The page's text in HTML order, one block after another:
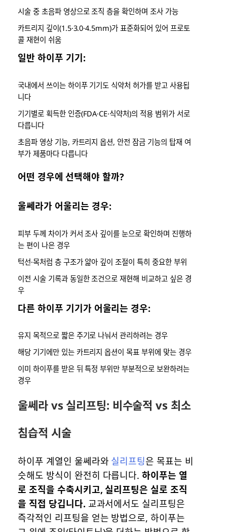
시술 중 초음파 영상으로 조직 층을 확인하며 조사 가능
카트리지 깊이(1.5·3.0·4.5mm)가 표준화되어 있어 프로토
콜 재현이 쉬움
일반 하이푸 기기:
국내에서 쓰이는 하이푸 기기도 식약처 허가를 받고 사용됩
니다
기기별로 획득한 인증(FDA·CE·식약처)의 적용 범위가 서로
다릅니다
초음파 영상 기능, 카트리지 옵션, 안전 잠금 기능의 탑재 여
부가 제품마다 다릅니다
어떤 경우에 선택해야 할까?
울쎄라가 어울리는 경우:
피부 두께 차이가 커서 조사 깊이를 눈으로 확인하며 진행하
는 편이 나은 경우
턱선·목처럼 층 구조가 얇아 깊이 조절이 특히 중요한 부위
이전 시술 기록과 동일한 조건으로 재현해 비교하고 싶은 경
우
다른 하이푸 기기가 어울리는 경우:
유지 목적으로 짧은 주기로 나눠서 관리하려는 경우
해당 기기에만 있는 카트리지 옵션이 목표 부위에 맞는 경우
이미 하이푸를 받은 뒤 특정 부위만 부분적으로 보완하려는
경우
울쎄라 vs 실리프팅: 비수술적 vs 최소
침습적 시술
하이푸 계열인 울쎄라와 실리프팅은 목표는 비
슷해도 방식이 완전히 다릅니다.하이푸는 열
로 조직을 수축시키고, 실리프팅은 실로 조직
을 직접 당깁니다. 교과서에서도 실리프팅은
즉각적인 리프팅을 얻는 방법으로, 하이푸는